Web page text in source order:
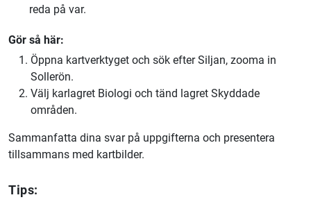
reda på var.
Gör så här:
Öppna kartverktyget och sök efter Siljan, zooma in
Sollerön.
Välj karlagret Biologi och tänd lagret Skyddade
områden.
Sammanfatta dina svar på uppgifterna och presentera
tillsammans med kartbilder.
Tips: